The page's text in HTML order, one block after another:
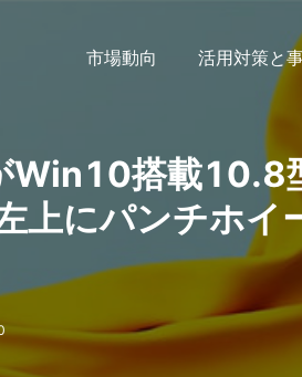
市場動向 活用対策と
Win10搭載10.8
上にパンチホイ